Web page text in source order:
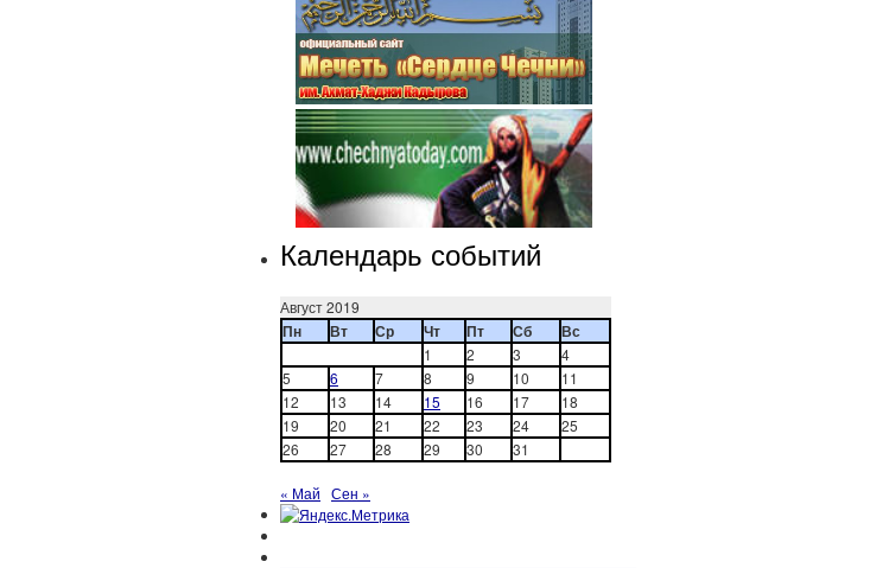
Календарь событий
Август 2019
Пн Вт Ср Чт Пт Сб Вс
1 2 3
4
5
6 7 8 9 10
11
12
13 14 15 16 17
18
19
20 21 22 23 24
25
26
27 28 29 30 31
« Май Сен »